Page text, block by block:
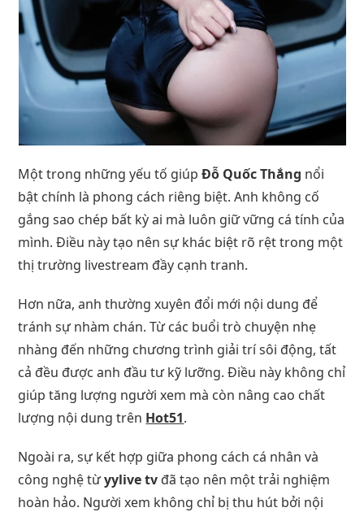
Một trong những yếu tố giúpĐỗ Quốc Thắng nổi
bật chính là phong cách riêng biệt. Anh không cố
gắng sao chép bất kỳ ai mà luôn giữ vững cá tính của
mình. Điều này tạo nên sự khác biệt rõ rệt trong một
thị trường livestream đầy cạnh tranh.
Hơn nữa, anh thường xuyên đổi mới nội dung để
tránh sự nhàm chán. Từ các buổi trò chuyện nhẹ
nhàng đến những chương trình giải trí sôi động, tất
cả đều được anh đầu tư kỹ lưỡng. Điều này không chỉ
giúp tăng lượng người xem mà còn nâng cao chất
lượng nội dung trên Hot51.
Ngoài ra, sự kết hợp giữa phong cách cá nhân và
công nghệ từyylive tv đã tạo nên một trải nghiệm
hoàn hảo. Người xem không chỉ bị thu hút bởi nội